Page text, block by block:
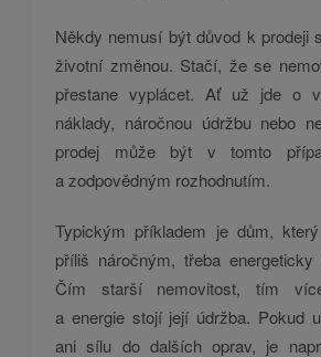
Někdy nemusí být důvod k prodeji
životní změnou. Stačí, že se
přestane vyplácet. Ať už jde o
náklady, náročnou údržbu nebo
prodej může být v tomto
a zodpovědným rozhodnutím.
Typickým příkladem je dům,
příliš náročným, třeba energeticky
Čím starší nemovitost, tím
a energie stojí její údržba. Pokud
ani sílu do dalších oprav, je